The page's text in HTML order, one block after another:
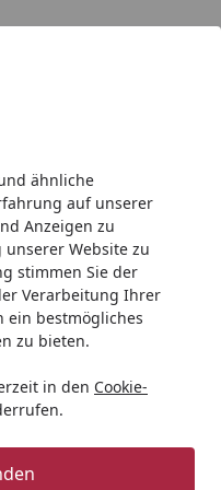
ähnliche
auf unserer
Anzeigen zu
Website zu
stimmen Sie der
Verarbeitung Ihrer
ein bestmögliches
zu bieten.
in den Cookie-
Rind 250g
Rind 250g